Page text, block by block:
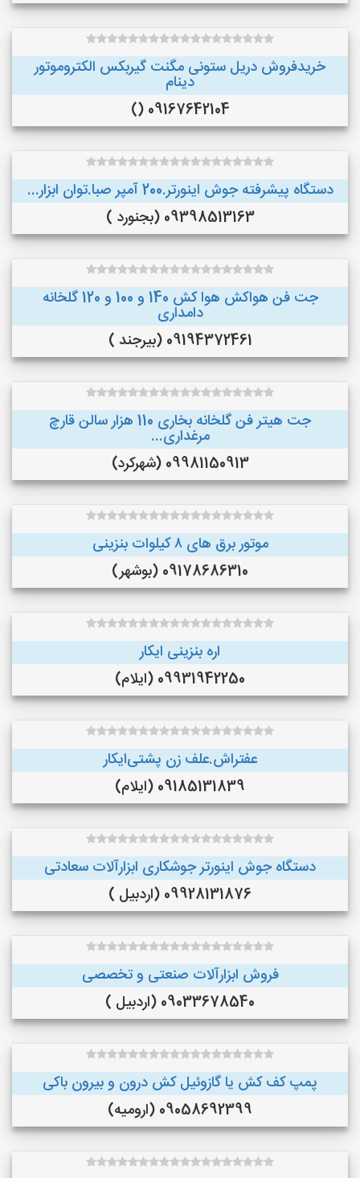
خریدفروش دریل ستونی مگنت گیربکس الکتروموتور
دینام
09167642104 ()
دستگاه پیشرفته جوش اینورتر.200 آمپر صبا.توان ابزار...
09398513163 (بجنورد )
جت فن هواکش هوا کش 140 و 100 و 120 گلخانه
دامداری
09194372461 (بیرجند )
جت هیتر فن گلخانه بخاری 110 هزار سالن قارچ
مرغداری...
09981150913 (شهرکرد)
موتور برق های ٨ کیلوات بنزینی
09178686310 (بوشهر)
اره بنزینی ایکار
09931942250 (ایلام)
عفتراش.علف زن پشتی‌ایکار
09185131839 (ایلام)
دستگاه جوش اینورتر جوشکاری ابزارآلات سعادتی
09928131876 (اردبیل )
فروش ابزارآلات صنعتی و تخصصی
09033678540 (اردبیل )
پمپ کف کش یا گازوئیل کش درون و بیرون باکی
09058692399 (ارومیه)